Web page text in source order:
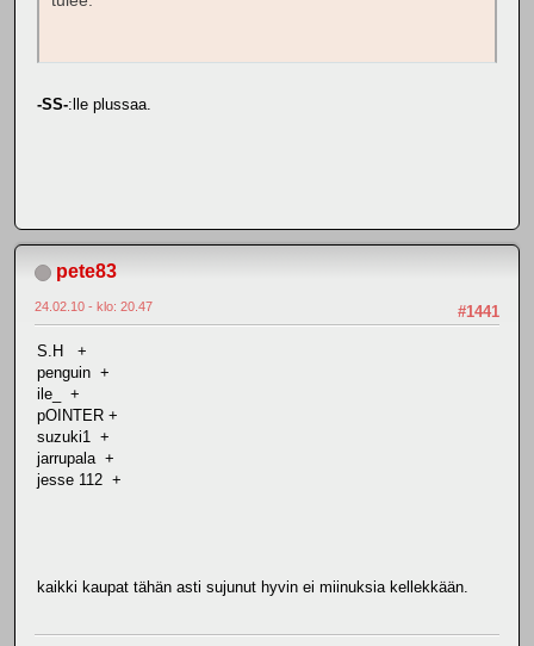
-SS-:lle plussaa.
pete83
#1441
24.02.10 - klo: 20.47
S.H +
penguin +
ile_ +
pOINTER +
suzuki1 +
jarrupala +
jesse 112 +
kaikki kaupat tähän asti sujunut hyvin ei miinuksia kellekkään.